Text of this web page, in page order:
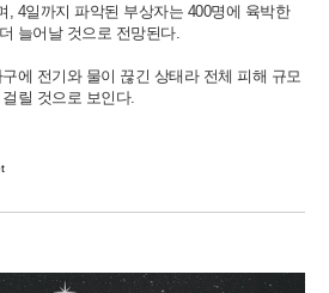
, 4일까지 파악된 부상자는 400명에 육박한
늘어날 것으로 전망된다.
에 전기와 물이 끊긴 상태라 전체 피해 규모
릴 것으로 보인다.